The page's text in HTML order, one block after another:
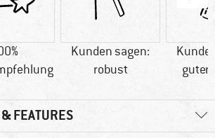
Kunden sagen:
robust
guter
FEATURES